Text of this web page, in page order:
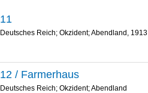
11
Deutsches Reich; Okzident; Abendland, 1913
12 / Farmerhaus
Deutsches Reich; Okzident; Abendland